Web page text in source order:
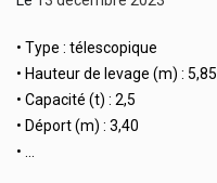
• Type : télescopique
• Hauteur de levage (m) : 5,85
• Capacité (t) : 2,5
• Déport (m) : 3,40
• …